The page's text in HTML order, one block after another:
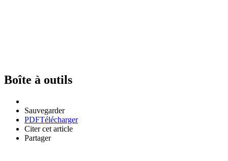
Boîte à outils
Sauvegarder
PDFTélécharger
Citer cet article
Partager